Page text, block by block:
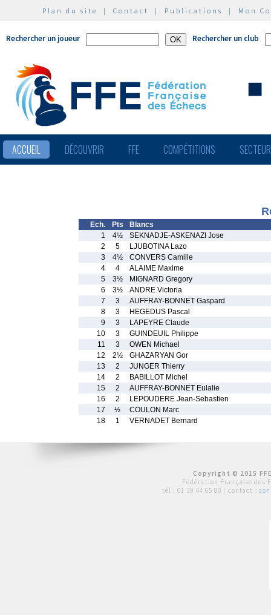
Plan du site | Contact | Publications | Mon
Rechercher un joueur Rechercher un club
ACCUEIL DÉCOUVRIR FFE COMPÉTITIONS
Ech. Pts
Blancs
1
4½
SEKNADJE-ASKENAZI Jose
2
5
LJUBOTINA Lazo
3
4½
CONVERS Camille
4
4
ALAIME Maxime
5
3½
MIGNARD Gregory
6
3½
ANDRE Victoria
7
3
AUFFRAY-BONNET Gaspard
8
3
HEGEDUS Pascal
9
3
LAPEYRE Claude
10
3
GUINDEUIL Philippe
11
3
OWEN Michael
12
2½
GHAZARYAN Gor
13
2
JUNGER Thierry
14
2
BABILLOT Michel
15
2
AUFFRAY-BONNET Eulalie
16
2
LEPOUDERE Jean-Sebastien
17
½
COULON Marc
18
1 VERNADET Bernard
Copyright © 2015
Fédération Française des
tél : 01 39 44 65 80 | contact :